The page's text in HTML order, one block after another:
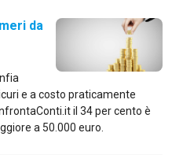
da
e a costo praticamente
il 34 per cento è
a 50.000 euro.